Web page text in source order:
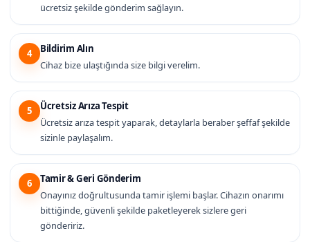
ücretsiz şekilde gönderim sağlayın.
4
Bildirim Alın
Cihaz bize ulaştığında size bilgi verelim.
5
Ücretsiz Arıza Tespit
Ücretsiz arıza tespit yaparak, detaylarla beraber şeffaf şekilde
sizinle paylaşalım.
6
Tamir & Geri Gönderim
Onayınız doğrultusunda tamir işlemi başlar. Cihazın onarımı
bittiğinde, güvenli şekilde paketleyerek sizlere geri
göndeririz.